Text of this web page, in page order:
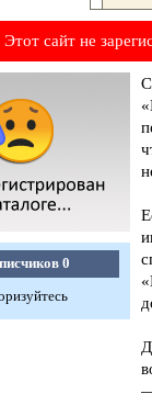
сайт не
0